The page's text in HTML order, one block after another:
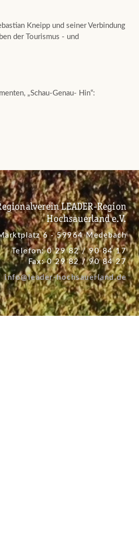
Kneipp und seiner Verbindung
der Tourismus - und
„Schau-Genau- Hin“:
LEADER-Region
Hochsauerland e.V.
6 · 59964 Medebach
Telefon: 0 29 82 / 90 84 17
Fax: 0 29 82 / 90 84 27
info@leader-hochsauerland.de